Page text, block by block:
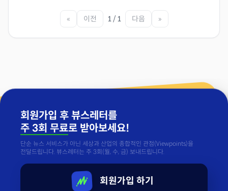
« 이전 1 / 1 다음 »
회원가입 후 뷰스레터를
주 3회 무료로 받아보세요!
단순 뉴스 서비스가 아닌 세상과 산업의 종합적인 관점(Viewpoints)을
전달드립니다. 뷰스레터는 주 3회(월, 수, 금) 보내드립니다.
회원가입 하기